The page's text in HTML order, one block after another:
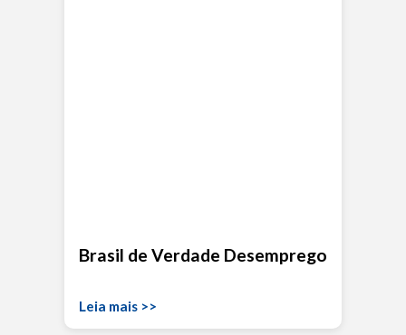
Brasil de Verdade Desemprego
Leia mais >>